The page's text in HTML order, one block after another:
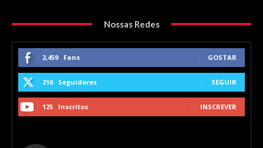
Nossas Redes
2,459 Fans GOSTAR
216 Seguidores SEGUIR
125 Inscritos INSCREVER